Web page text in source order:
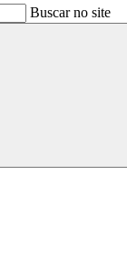
Buscar no site
Buscar